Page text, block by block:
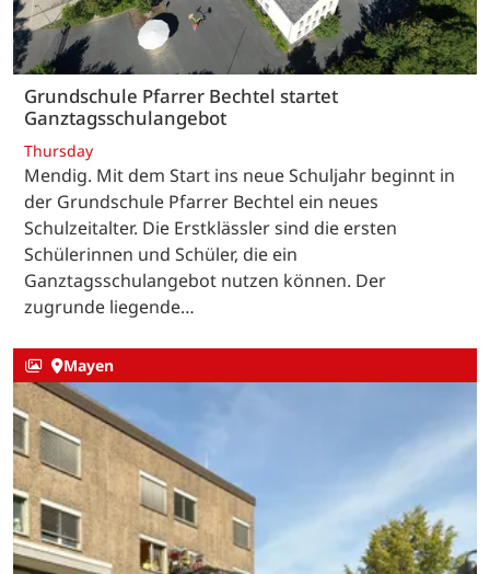
Grundschule Pfarrer Bechtel startet
Ganztagsschulangebot
Thursday
Mendig. Mit dem Start ins neue Schuljahr beginnt in
der Grundschule Pfarrer Bechtel ein neues
Schulzeitalter. Die Erstklässler sind die ersten
Schülerinnen und Schüler, die ein
Ganztagsschulangebot nutzen können. Der
zugrunde liegende…
Mayen